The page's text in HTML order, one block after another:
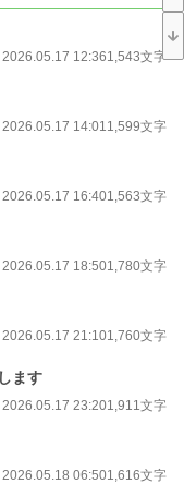
いる間は、サターン様のお
大きな悩みを抱えていて…
リーです。
2026.05.17 12:361,543文字
2026.05.17 14:011,599文字
2026.05.17 16:401,563文字
2026.05.17 18:501,780文字
2026.05.17 21:101,760文字
ます
2026.05.17 23:201,911文字
2026.05.18 06:501,616文字